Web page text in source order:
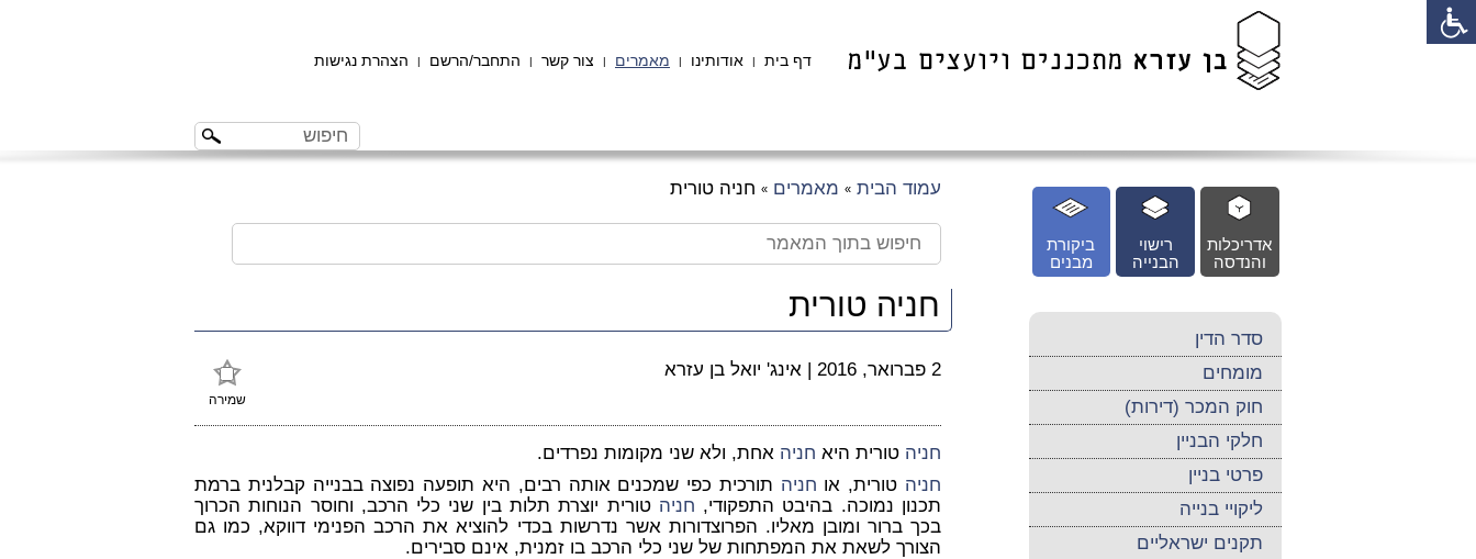
דף בית | אודותינו | מאמרים | צור קשר | התחבר/הרשם | הצהרת נגישות
עמוד הבית » מאמרים » חניה טורית
חניה טורית
שמירה
2 פברואר, 2016 | אינג' יואל בן עזרא
חניה טורית היא חניה אחת, ולא שני מקומות נפרדים.
חניה טורית, או חניה תורכית כפי שמכנים אותה רבים, היא תופעה נפוצה בבנייה קבלנית ברמת
תכנון נמוכה. בהיבט התפקודי, חניה טורית יוצרת תלות בין שני כלי הרכב, וחוסר הנוחות הכרוך
בכך ברור ומובן מאליו. הפרוצדורות אשר נדרשות בכדי להוציא את הרכב הפנימי דווקא, כמו גם
הצורך לשאת את המפתחות של שני כלי הרכב בו זמנית, אינם סבירים.
ביקורת
מבנים
רישוי
הבנייה
אדריכלות
והנדסה
סדר הדין
מומחים
חוק המכר (דירות)
חלקי הבניין
פרטי בניין
ליקויי בנייה
תקנים ישראליים